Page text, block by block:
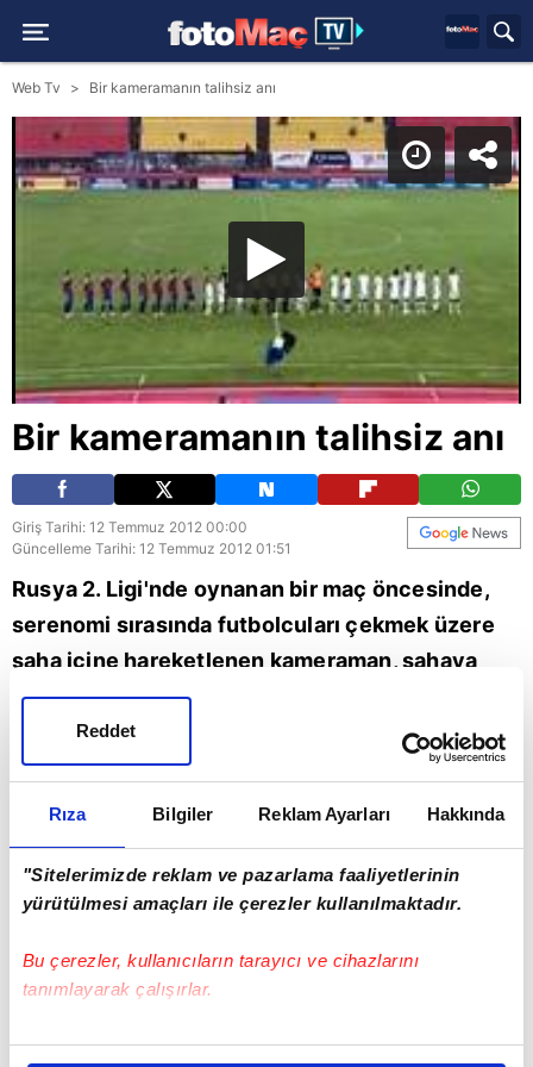
Rıza Bilgiler Reklam Ayarları Hakkında
"Sitelerimizde reklam ve pazarlama faaliyetlerinin
yürütülmesi amaçları ile çerezler kullanılmaktadır.
Bu çerezler, kullanıcıların tarayıcı ve cihazlarını
tanımlayarak çalışırlar.
Bu çerezlere izin vermeniz halinde sizlere özel
Reddet
Web Tv Bir kameramanın talihsiz anı
Bir kameramanın talihsiz anı
Giriş Tarihi: 12 Temmuz 2012 00:00
Güncelleme Tarihi: 12 Temmuz 2012 01:51
Rusya 2. Ligi'nde oynanan bir maç öncesinde,
serenomi sırasında futbolcuları çekmek üzere
saha içine hareketlenen kameraman, sahaya
girer girmez kendini yerdi bulunca ortaya bu
görüntüler çıktı.
"Bir kameramanın talihsiz anı" haberi için lütfen tıklayın...